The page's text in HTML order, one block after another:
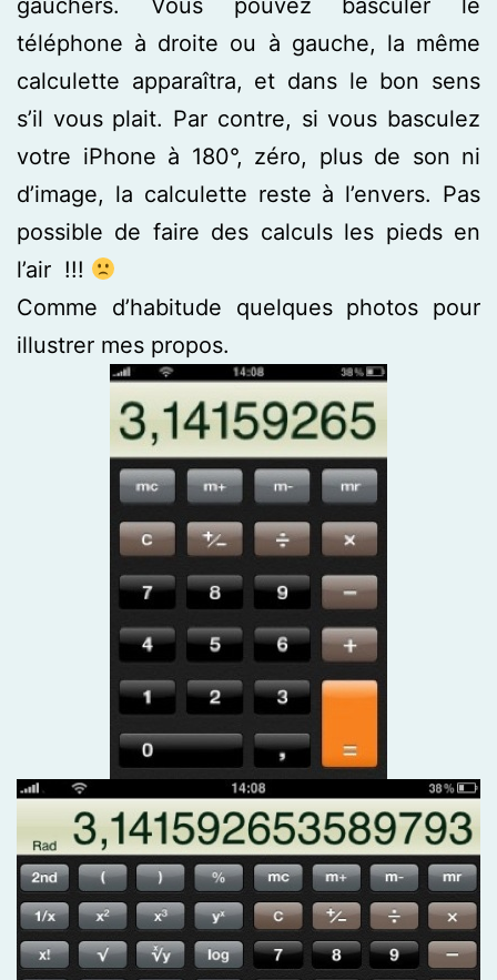
téléphone à droite ou à gauche, la même
calculette apparaîtra, et dans le bon sens
s’il vous plait. Par contre, si vous basculez
votre iPhone à 180°, zéro, plus de son ni
d’image, la calculette reste à l’envers. Pas
possible de faire des calculs les pieds en
l’air !!!
Comme d’habitude quelques photos pour
illustrer mes propos.